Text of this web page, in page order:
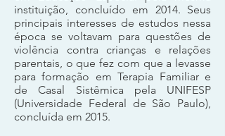
instituição, concluído em 2014. Seus
principais interesses de estudos nessa
época se voltavam para questões de
violência contra crianças e relações
parentais, o que fez com que a levasse
para formação em Terapia Familiar e
de Casal Sistêmica pela UNIFESP
(Universidade Federal de São Paulo),
concluída em 2015.